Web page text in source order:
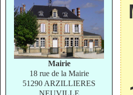
Mairie
18 rue de la Mairie
51290 ARZILLIERES
NEUVILLE